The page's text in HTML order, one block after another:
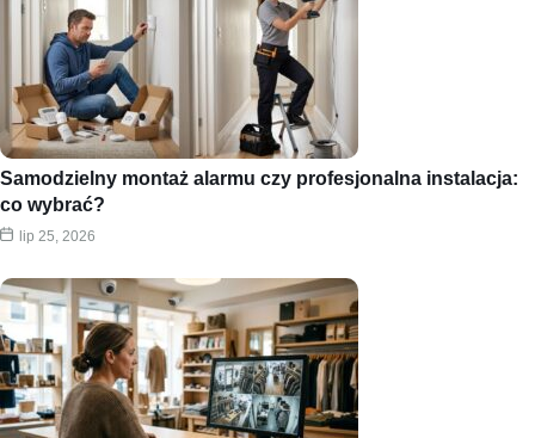
Samodzielny montaż alarmu czy profesjonalna instalacja:
co wybrać?
lip 25, 2026